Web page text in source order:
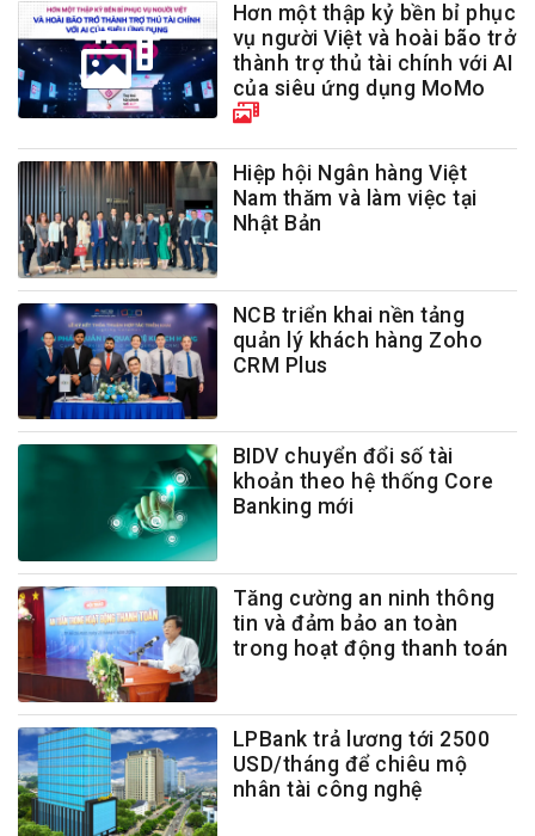
Hơn một thập kỷ bền bỉ phục
vụ người Việt và hoài bão trở
thành trợ thủ tài chính với AI
của siêu ứng dụng MoMo
Hiệp hội Ngân hàng Việt
Nam thăm và làm việc tại
Nhật Bản
NCB triển khai nền tảng
quản lý khách hàng Zoho
CRM Plus
BIDV chuyển đổi số tài
khoản theo hệ thống Core
Banking mới
Tăng cường an ninh thông
tin và đảm bảo an toàn
trong hoạt động thanh toán
LPBank trả lương tới 2500
USD/tháng để chiêu mộ
nhân tài công nghệ